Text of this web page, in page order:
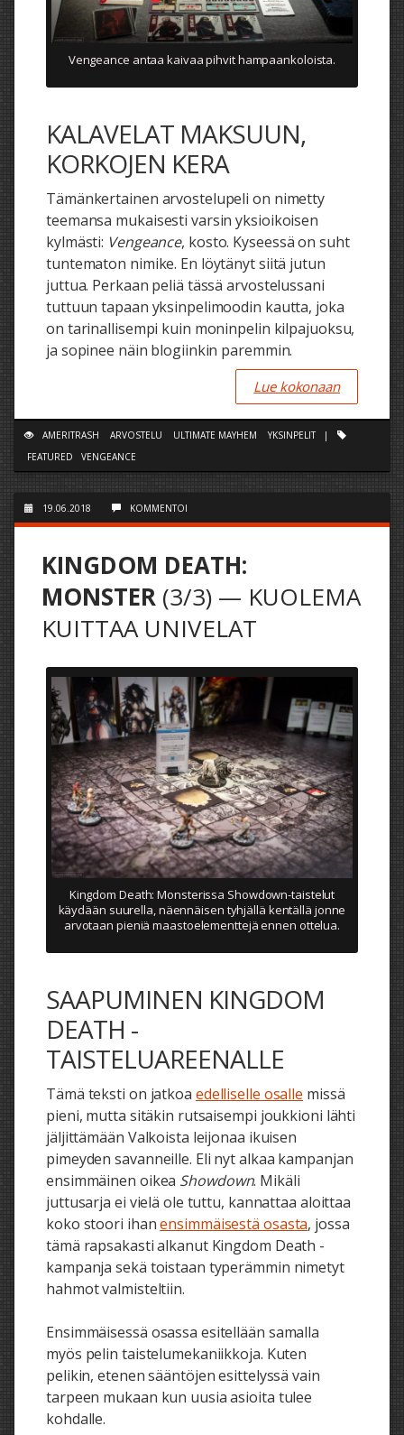
Vengeance antaa kaivaa pihvit hampaankoloista.
KALAVELAT MAKSUUN,
KORKOJEN KERA
Tämänkertainen arvostelupeli on nimetty
teemansa mukaisesti varsin yksioikoisen
kylmästi: Vengeance, kosto. Kyseessä on suht
tuntematon nimike. En löytänyt siitä jutun
juttua. Perkaan peliä tässä arvostelussani
tuttuun tapaan yksinpelimoodin kautta, joka
on tarinallisempi kuin moninpelin kilpajuoksu,
ja sopinee näin blogiinkin paremmin.
Lue kokonaan
AMERITRASH ARVOSTELU ULTIMATE MAYHEM YKSINPELIT
|
FEATURED
VENGEANCE
19.06.2018 KOMMENTOI
KINGDOM DEATH:
MONSTER (3/3) — KUOLEMA
KUITTAA UNIVELAT
Kingdom Death: Monsterissa Showdown-taistelut
käydään suurella, näennäisen tyhjällä kentällä jonne
arvotaan pieniä maastoelementtejä ennen ottelua.
SAAPUMINEN KINGDOM
DEATH -
TAISTELUAREENALLE
Tämä teksti on jatkoa edelliselle osalle missä
pieni, mutta sitäkin rutsaisempi joukkioni lähti
jäljittämään Valkoista leijonaa ikuisen
pimeyden savanneille. Eli nyt alkaa kampanjan
ensimmäinen oikea Showdown. Mikäli
juttusarja ei vielä ole tuttu, kannattaa aloittaa
koko stoori ihanensimmäisestä osasta, jossa
tämä rapsakasti alkanut Kingdom Death -
kampanja sekä toistaan typerämmin nimetyt
hahmot valmisteltiin.
Ensimmäisessä osassa esitellään samalla
myös pelin taistelumekaniikkoja. Kuten
pelikin, etenen sääntöjen esittelyssä vain
tarpeen mukaan kun uusia asioita tulee
kohdalle.